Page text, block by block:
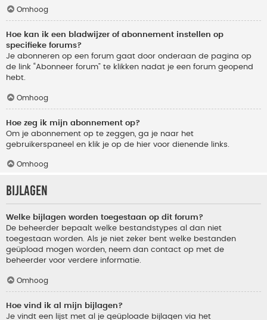
Omhoog
Hoe kan ik een bladwijzer of abonnement instellen op
specifieke forums?
Je abonneren op een forum gaat door onderaan de pagina op
de link “Abonneer forum” te klikken nadat je een forum geopend
hebt.
Omhoog
Hoe zeg ik mijn abonnement op?
Om je abonnement op te zeggen, ga je naar het
gebruikerspaneel en klik je op de hier voor dienende links.
Omhoog
Bijlagen
Welke bijlagen worden toegestaan op dit forum?
De beheerder bepaalt welke bestandstypes al dan niet
toegestaan worden. Als je niet zeker bent welke bestanden
geüpload mogen worden, neem dan contact op met de
beheerder voor verdere informatie.
Omhoog
Hoe vind ik al mijn bijlagen?
Je vindt een lijst met al je geüploade bijlagen via het